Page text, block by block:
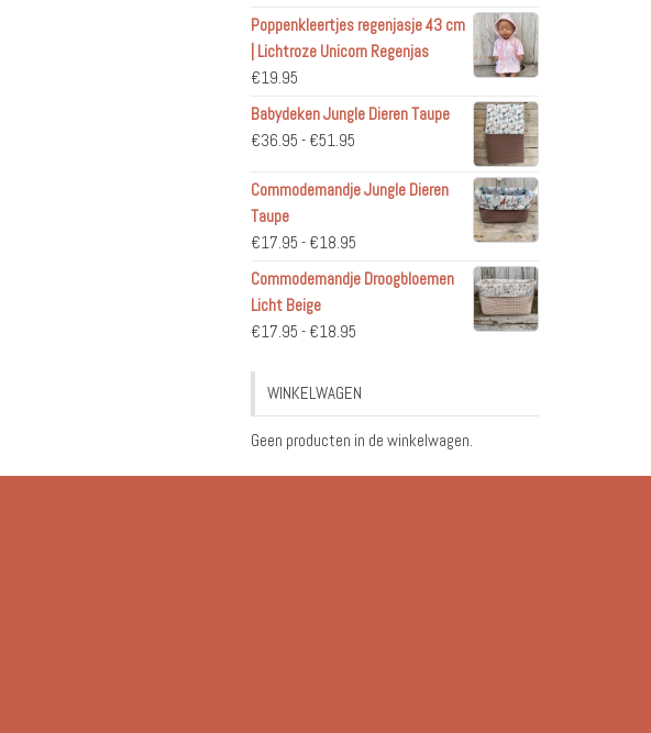
Poppenkleertjes regenjasje 43 cm
| Lichtroze Unicorn Regenjas
€19.95
Babydeken Jungle Dieren Taupe
€36.95 - €51.95Prijsklasse:
tot
Commodemandje Jungle Dieren
Taupe
€17.95 - €18.95Prijsklasse:
€17.95
€18.95
Commodemandje Droogbloemen
Licht Beige
€17.95 - €18.95Prijsklasse:
tot
WINKELWAGEN
Geen producten in de winkelwagen.